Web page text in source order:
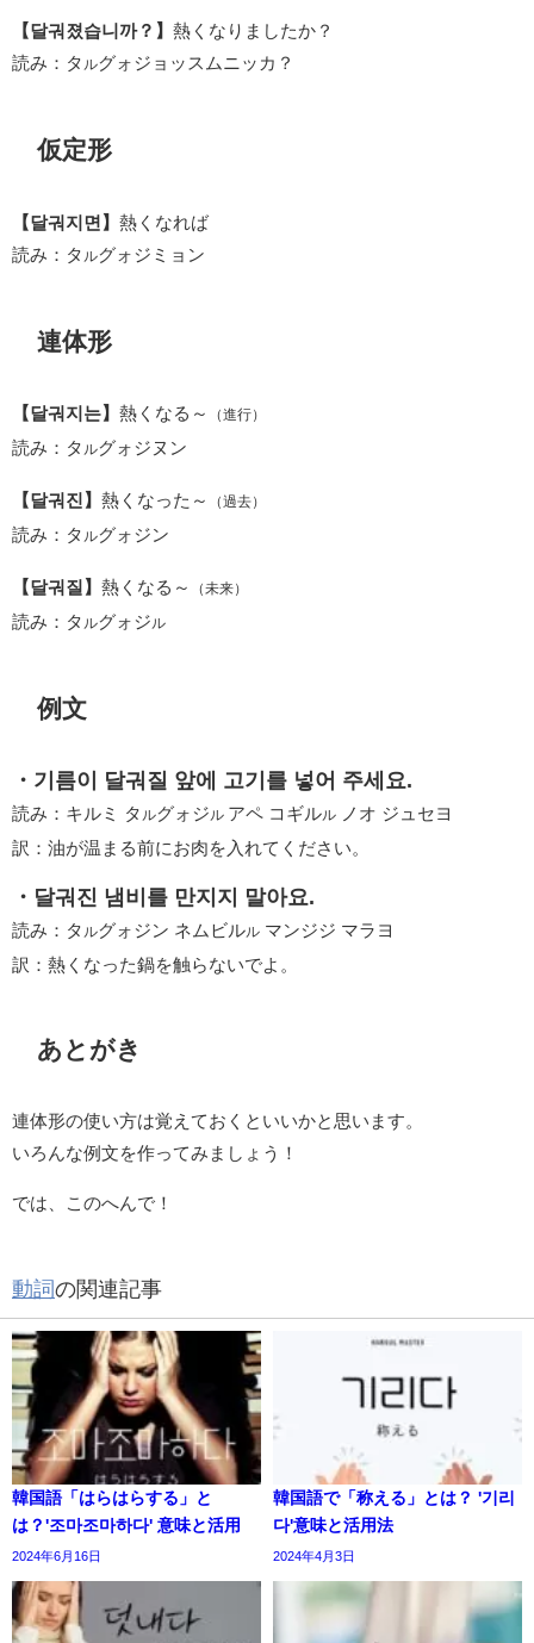
【달궈졌습니까？】 熱くなりましたか？
読み：タ ルグォジョッスムニッカ？
仮定形
【달궈지면】 熱くなれば
読み：タ ルグォジミョン
連体形
【달궈지는】 熱くなる～ （進行）
読み：タ ルグォジヌン
【달궈진】 熱くなった～ （過去）
読み：タ ルグォジン
【달궈질】 熱くなる～ （未来）
読み：タ ルグォジ ル
例文
・기름이 달궈질 앞에 고기를 넣어 주세요.
読み：キルミ タ ルグォジ ル アペ コギルル
ノオ ジュセヨ
訳：油が温まる前にお肉を入れてください。
・달궈진 냄비를 만지지 말아요.
読み：タ ルグォジン ネムビルル マンジジ マラヨ
訳：熱くなった鍋を触らないでよ。
あとがき
連体形の使い方は覚えておくといいかと思います。
いろんな例文を作ってみましょう！
では、このへんで！
動詞の関連記事
韓国語「はらはらする」と
は？'조마조마하다' 意味と活用
2024年6月16日
韓国語で「称える」とは？ '기리
다'意味と活用法
2024年4月3日